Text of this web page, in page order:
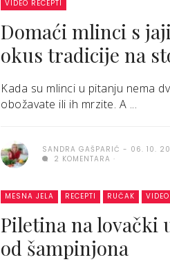
VIDEO RECEPTI
Domaći mlinci s
okus tradicije na
Kada su mlinci u pitanju nema
obožavate ili ih mrzite. A ...
SANDRA GAŠPARIĆ
06. 10.
2 KOMENTARA
MESNA JELA RECEPTI RUČAK
Piletina na lovački
od šampinjona